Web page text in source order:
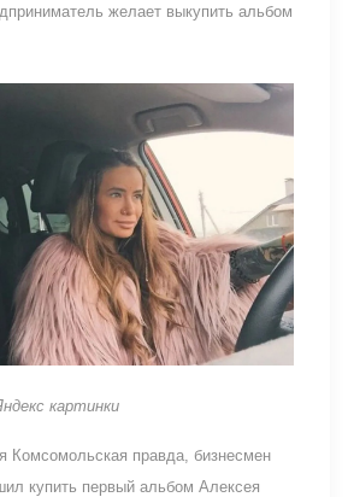
желает выкупить альбом
картинки
Комсомольская правда, бизнесмен
купить первый альбом Алексея